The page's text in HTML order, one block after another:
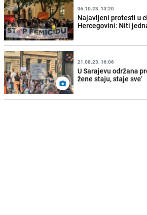
06.10.23. 13:20
Najavljeni protesti u
Hercegovini: Niti
21.08.23. 16:06
U Sarajevu održana
žene staju, staje sve'